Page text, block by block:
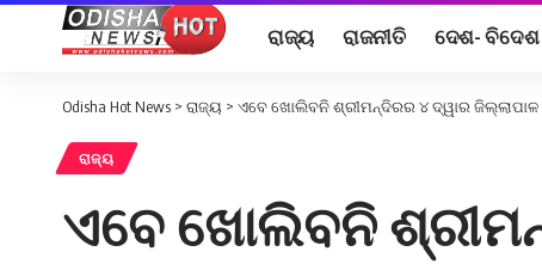
ରାଜ୍ୟ ରାଜନୀତି ଦେଶ- ବିଦେଶ
Odisha Hot News > ରାଜ୍ୟ > ଏବେ ଖୋଲିବନି ଶ୍ରୀମନ୍ଦିରର ୪ ଦ୍ୱାର ଜିଲ୍ଲାପାଳ
ରାଜ୍ୟ
ଏବେ ଖୋଲିବନି